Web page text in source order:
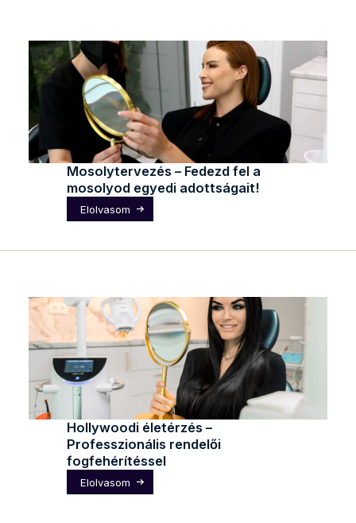
Mosolytervezés – Fedezd fel a
mosolyod egyedi adottságait!
Elolvasom
Hollywoodi életérzés –
Professzionális rendelői
fogfehérítéssel
Elolvasom